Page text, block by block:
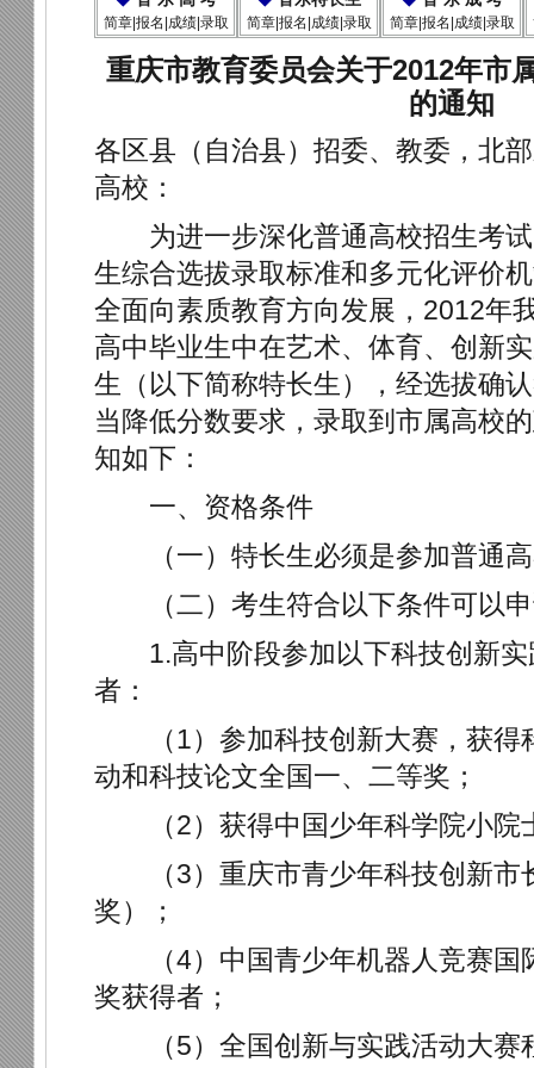
简章|报名|成绩|录取 简章|报名|成绩|录取 简章|报名|成绩|录取
重庆市教育委员会关于2012年市
的通知
各区县（自治县）招委、教委，北
高校：
为进一步深化普通高校招生考试
生综合选拔录取标准和多元化评价
全面向素质教育方向发展，2012年
高中毕业生中在艺术、体育、创新
生（以下简称特长生），经选拔确
当降低分数要求，录取到市属高校
知如下：
一、资格条件
（一）特长生必须是参加普通高
（二）考生符合以下条件可以
1.高中阶段参加以下科技创新实
者：
（1）参加科技创新大赛，获得
动和科技论文全国一、二等奖；
（2）获得中国少年科学院小院
（3）重庆市青少年科技创新市
奖）；
（4）中国青少年机器人竞赛国
奖获得者；
（5）全国创新与实践活动大赛